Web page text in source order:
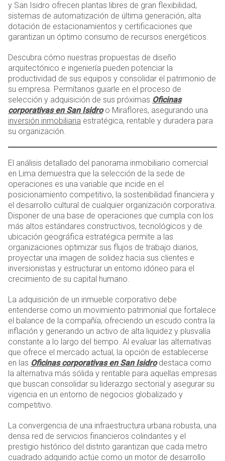
y San Isidro ofrecen plantas libres de gran flexibilidad,
sistemas de automatización de última generación, alta
dotación de estacionamientos y certificaciones que
garantizan un óptimo consumo de recursos energéticos.
Descubra cómo nuestras propuestas de diseño
arquitectónico e ingeniería pueden potenciar la
productividad de sus equipos y consolidar el patrimonio de
su empresa. Permítanos guiarle en el proceso de
selección y adquisición de sus próximas Oficinas
corporativas en San Isidroo Miraflores, asegurando una
inversión inmobiliaria estratégica, rentable y duradera para
su organización.
El análisis detallado del panorama inmobiliario comercial
en Lima demuestra que la selección de la sede de
operaciones es una variable que incide en el
posicionamiento competitivo, la sostenibilidad financiera y
el desarrollo cultural de cualquier organización corporativa.
Disponer de una base de operaciones que cumpla con los
más altos estándares constructivos, tecnológicos y de
ubicación geográfica estratégica permite a las
organizaciones optimizar sus flujos de trabajo diarios,
proyectar una imagen de solidez hacia sus clientes e
inversionistas y estructurar un entorno idóneo para el
crecimiento de su capital humano.
La adquisición de un inmueble corporativo debe
entenderse como un movimiento patrimonial que fortalece
el balance de la compañía, ofreciendo un escudo contra la
inflación y generando un activo de alta liquidez y plusvalía
constante a lo largo del tiempo. Al evaluar las alternativas
que ofrece el mercado actual, la opción de establecerse
en las Oficinas corporativas en San Isidrodestaca como
la alternativa más sólida y rentable para aquellas empresas
que buscan consolidar su liderazgo sectorial y asegurar su
vigencia en un entorno de negocios globalizado y
competitivo.
La convergencia de una infraestructura urbana robusta, una
densa red de servicios financieros colindantes y el
prestigio histórico del distrito garantizan que cada metro
cuadrado adquirido actúe como un motor de desarrollo